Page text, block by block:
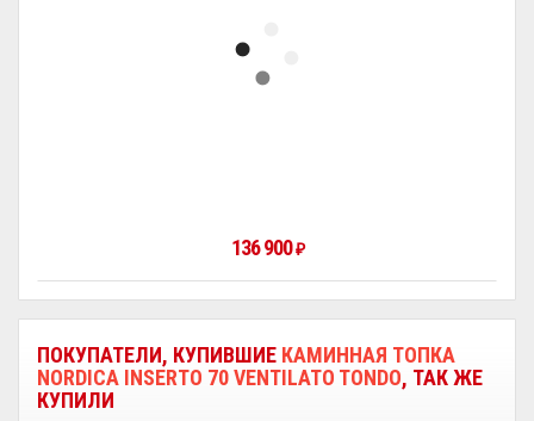
136 900₽
ПОКУПАТЕЛИ, КУПИВШИЕ КАМИННАЯ ТОПКА
NORDICA INSERTO 70 VENTILATO TONDO, ТАК ЖЕ
КУПИЛИ